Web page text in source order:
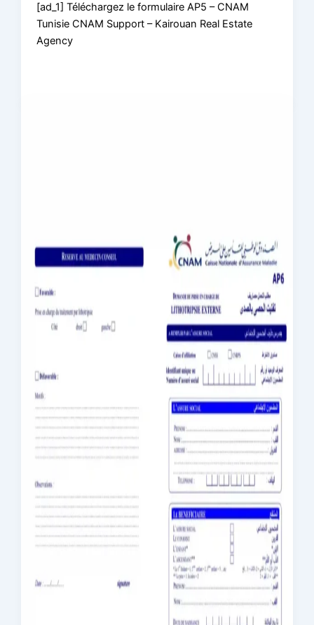
[ad_1] Téléchargez le formulaire AP5 – CNAM
Tunisie CNAM Support – Kairouan Real Estate
Agency